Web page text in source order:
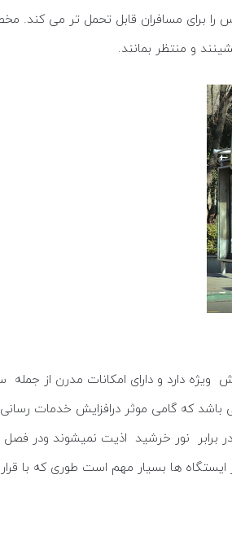
مسافران قابل تحمل تر می کند.
و منتظر بمانند.
ویژه دارد و دارای امکانات مدرن از
باشد که گامی موثر درافزایش خدمات
برابر نور خرشید اذیت نمیشوند ودر
ها بسیار مهم است طوری که با